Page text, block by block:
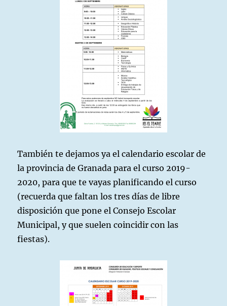
También te dejamos ya el calendario escolar de
la provincia de Granada para el curso 2019-
2020, para que te vayas planificando el curso
(recuerda que faltan los tres días de libre
disposición que pone el Consejo Escolar
Municipal, y que suelen coincidir con las
fiestas).